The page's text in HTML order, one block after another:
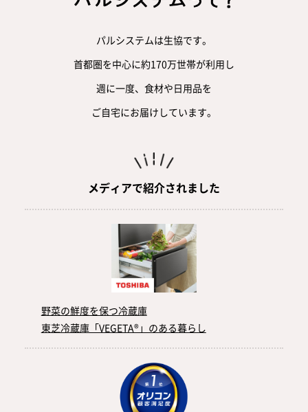
パルシステムは生協です。
首都圏を中心に約170万世帯が利用し
週に一度、食材や日用品を
ご自宅にお届けしています。
メディアで紹介されました
野菜の鮮度を保つ冷蔵庫
東芝冷蔵庫「VEGETA®」のある暮らし